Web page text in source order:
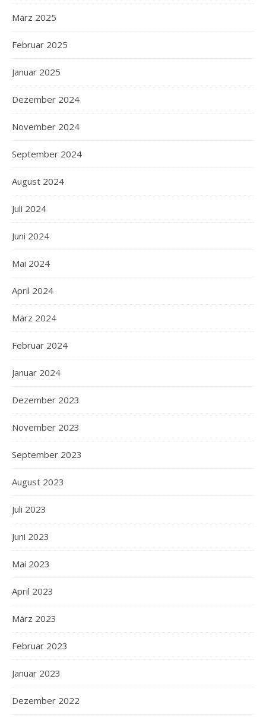
März 2025
Februar 2025
Januar 2025
Dezember 2024
November 2024
September 2024
August 2024
Juli 2024
Juni 2024
Mai 2024
April 2024
März 2024
Februar 2024
Januar 2024
Dezember 2023
November 2023
September 2023
August 2023
Juli 2023
Juni 2023
Mai 2023
April 2023
März 2023
Februar 2023
Januar 2023
Dezember 2022